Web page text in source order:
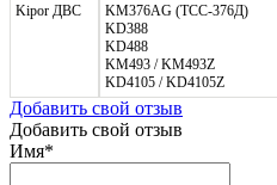
Kipor ДВС
KM376AG (ТСС-376Д)
KD388
KD488
KM493 / KM493Z
KD4105 / KD4105Z
Добавить свой отзыв
Добавить свой отзыв
Имя*